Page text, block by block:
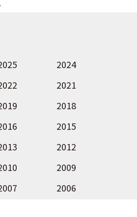
2024
2021
2018
2015
2012
2009
2006